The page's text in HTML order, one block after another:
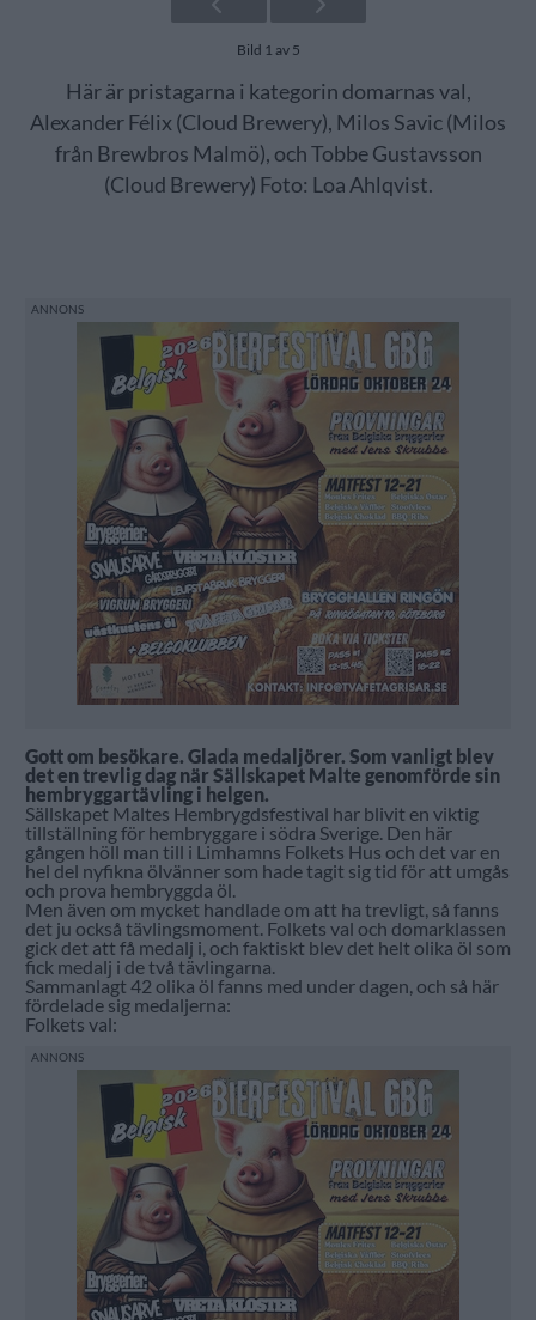
Bild 1 av 5
Här är pristagarna i kategorin domarnas val,
Alexander Félix (Cloud Brewery), Milos Savic (Milos
från Brewbros Malmö), och Tobbe Gustavsson
(Cloud Brewery) Foto: Loa Ahlqvist.
Gott om besökare. Glada medaljörer. Som vanligt blev
det en trevlig dag när Sällskapet Malte genomförde sin
hembryggartävling i helgen.
Sällskapet Maltes Hembrygdsfestival har blivit en viktig
tillställning för hembryggare i södra Sverige. Den här
gången höll man till i Limhamns Folkets Hus och det var en
hel del nyfikna ölvänner som hade tagit sig tid för att umgås
och prova hembryggda öl.
Men även om mycket handlade om att ha trevligt, så fanns
det ju också tävlingsmoment. Folkets val och domarklassen
gick det att få medalj i, och faktiskt blev det helt olika öl som
fick medalj i de två tävlingarna.
Sammanlagt 42 olika öl fanns med under dagen, och så här
fördelade sig medaljerna:
Folkets val: